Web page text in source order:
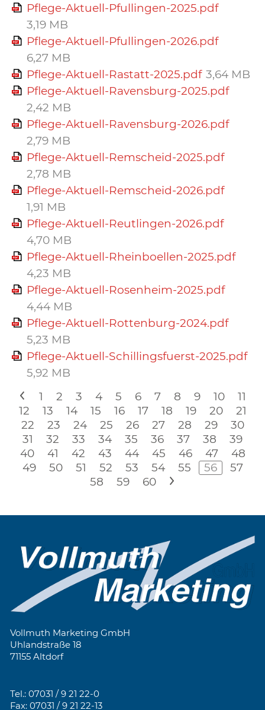
Pflege-Aktuell-Pfullingen-2025.pdf
3,19 MB
Pflege-Aktuell-Pfullingen-2026.pdf
6,27 MB
Pflege-Aktuell-Rastatt-2025.pdf 3,64 MB
Pflege-Aktuell-Ravensburg-2025.pdf
2,42 MB
Pflege-Aktuell-Ravensburg-2026.pdf
2,79 MB
Pflege-Aktuell-Remscheid-2025.pdf
2,78 MB
Pflege-Aktuell-Remscheid-2026.pdf
1,91 MB
Pflege-Aktuell-Reutlingen-2026.pdf
4,70 MB
Pflege-Aktuell-Rheinboellen-2025.pdf
4,23 MB
Pflege-Aktuell-Rosenheim-2025.pdf
4,44 MB
Pflege-Aktuell-Rottenburg-2024.pdf
5,23 MB
Pflege-Aktuell-Schillingsfuerst-2025.pdf
5,92 MB
<
1 2 3 4 5 6 7 8 9 10
11
12
13 14 15 16 17 18 19 20
21
22
23 24 25 26 27 28 29
30
31
32 33 34 35 36 37 38
39
40
41 42 43 44 45 46 47
48
49
50 51 52 53 54 55 56
57
58
59 60 >
Vollmuth Marketing GmbH
Uhlandstraße 18
71155 Altdorf
Tel.: 07031 / 9 21 22-0
Fax: 07031 / 9 21 22-13